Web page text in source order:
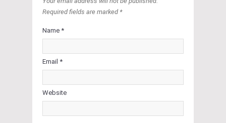
Required fields are marked *
Name *
Email *
Website